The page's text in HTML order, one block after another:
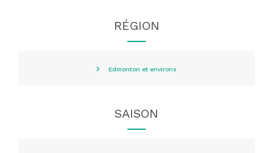
RÉGION
Edmonton et environs
SAISON